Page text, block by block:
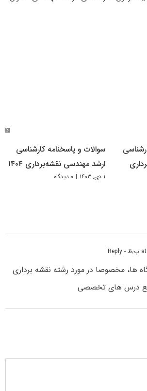
سوالات و پاسخنامه کارشناسی
ارشد مهندسی نقشه‌برداری ۱۴۰۴
۱ دی, ۱۴۰۳ | ۰ دیدگاه
- Reply
ها، مخصوصا در مورد رشته نقشه برداری
درس های تخصصی